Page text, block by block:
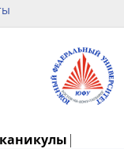
каникулы |